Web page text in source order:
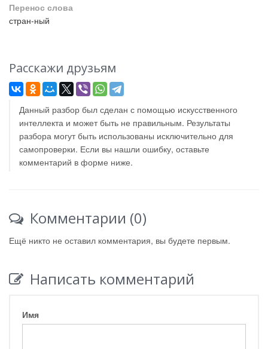
Перенос слова
стран-ный
Расскажи друзьям
Данный разбор был сделан с помощью искусственного
интеллекта и может быть не правильным. Результаты
разбора могут быть использованы исключительно для
самопроверки. Если вы нашли ошибку, оставьте
комментарий в форме ниже.
Комментарии (0)
Ещё никто не оставил комментария, вы будете первым.
Написать комментарий
Имя